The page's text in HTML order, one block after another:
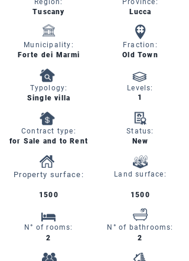
Region:
Tuscany
Lucca
Province:
Municipality:
Forte dei Marmi
Fraction:
Old Town
Typology:
Single villa
Contract type:
for Sale and to Rent
Levels:
1
Status:
New
Property surface: Land surface:
1500
N° of rooms:
2
1500
N° of bathrooms:
2